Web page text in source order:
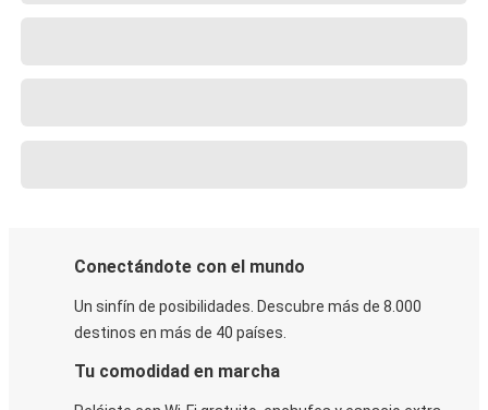
Conectándote con el mundo
Un sinfín de posibilidades. Descubre más de 8.000
destinos en más de 40 países.
Tu comodidad en marcha